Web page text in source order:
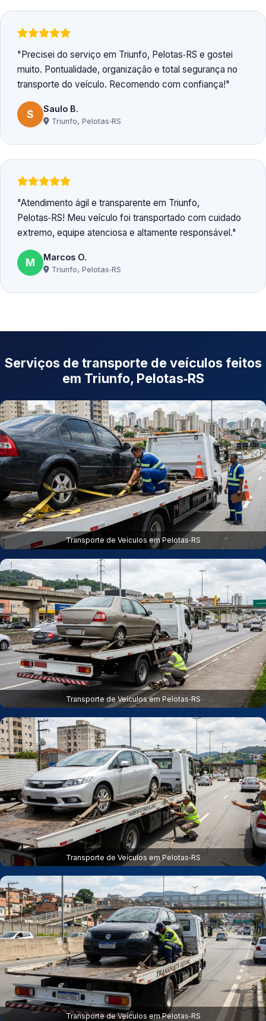
Precisei do serviço em Triunfo, Pelotas‑RS e gostei
muito. Pontualidade, organização e total segurança no
transporte do veículo. Recomendo com confiança!
S Saulo B.
Triunfo, Pelotas‑RS
Atendimento ágil e transparente em Triunfo,
Pelotas‑RS! Meu veículo foi transportado com cuidado
extremo, equipe atenciosa e altamente responsável.
M Marcos O.
Triunfo, Pelotas‑RS
Serviços de transporte de veículos feitos
em Triunfo, Pelotas‑RS
Transporte de Veículos em Pelotas‑RS
Transporte de Veículos em Pelotas‑RS
Transporte de Veículos em Pelotas‑RS
Transporte de Veículos em Pelotas‑RS